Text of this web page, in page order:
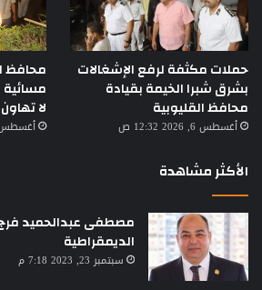
حملات مكثفة لرفع الإشغالات
بشرق شبرا الخيمة بقيادة
محافظ القليوبية
أغسطس 6, 2026 12:32 ص
محافظ
مسائية
لا
أغسطس 5, 2026
الأكثر مشاهدة
مصطفى عبدالحميد
الديمقراطية
سبتمبر 23, 2023 7:18 م